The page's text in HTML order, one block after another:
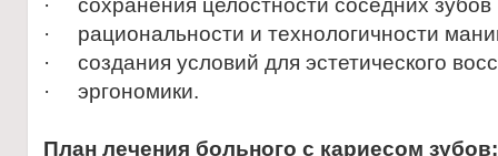
· сохранения целостности соседних зубов
· рациональности и технологичности
· создания условий для эстетического
· эргономики.
План лечения больного с кариесом